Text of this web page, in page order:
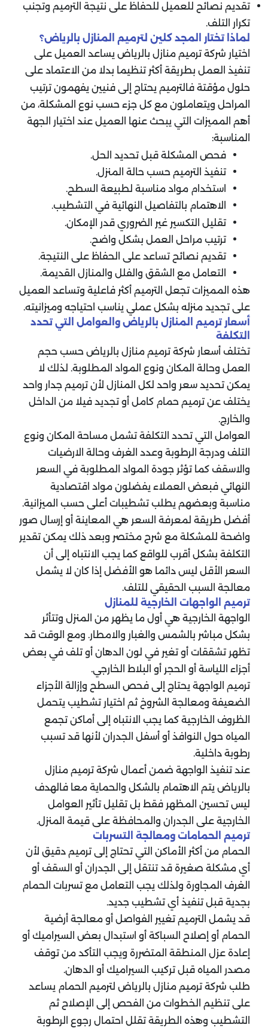
تقديم نصائح للعميل للحفاظ على نتيجة الترميم وتجنب
تكرار التلف.
لماذا تختار المجد كلين لترميم المنازل بالرياض؟
اختيار شركة ترميم منازل بالرياض يساعد العميل على
تنفيذ العمل بطريقة أكثر تنظيما بدلا من الاعتماد على
حلول مؤقتة فالترميم يحتاج إلى فنيين يفهمون ترتيب
المراحل ويتعاملون مع كل جزء حسب نوع المشكلة، من
أهم المميزات التي يبحث عنها العميل عند اختيار الجهة
المناسبة:
فحص المشكلة قبل تحديد الحل.
تنفيذ الترميم حسب حالة المنزل.
استخدام مواد مناسبة لطبيعة السطح.
الاهتمام بالتفاصيل النهائية في التشطيب.
تقليل التكسير غير الضروري قدر الإمكان.
ترتيب مراحل العمل بشكل واضح.
تقديم نصائح تساعد على الحفاظ على النتيجة.
التعامل مع الشقق والفلل والمنازل القديمة.
هذه المميزات تجعل الترميم أكثر فاعلية وتساعد العميل
على تجديد منزله بشكل عملي يناسب احتياجه وميزانيته.
أسعار ترميم المنازل بالرياض والعوامل التي تحدد
التكلفة
تختلف أسعار شركة ترميم منازل بالرياض حسب حجم
العمل وحالة المكان ونوع المواد المطلوبة. لذلك لا
يمكن تحديد سعر واحد لكل المنازل لأن ترميم جدار واحد
يختلف عن ترميم حمام كامل أو تجديد فيلا من الداخل
والخارج.
العوامل التي تحدد التكلفة تشمل مساحة المكان ونوع
التلف ودرجة الرطوبة وعدد الغرف وحالة الارضيات
والاسقف كما تؤثر جودة المواد المطلوبة في السعر
النهائي فبعض العملاء يفضلون مواد اقتصادية
مناسبة وبعضهم يطلب تشطيبات أعلى حسب الميزانية.
أفضل طريقة لمعرفة السعر هي المعاينة أو إرسال صور
واضحة للمشكلة مع شرح مختصر وبعد ذلك يمكن تقدير
التكلفة بشكل أقرب للواقع كما يجب الانتباه إلى أن
السعر الأقل ليس دائما هو الأفضل إذا كان لا يشمل
معالجة السبب الحقيقي للتلف.
ترميم الواجهات الخارجية للمنازل
الواجهة الخارجية هي أول ما يظهر من المنزل وتتأثر
بشكل مباشر بالشمس والغبار والامطار. ومع الوقت قد
تظهر تشققات أو تغير في لون الدهان أو تلف في بعض
أجزاء اللياسة أو الحجر أو البلاط الخارجي.
ترميم الواجهة يحتاج إلى فحص السطح وإزالة الأجزاء
الضعيفة ومعالجة الشروخ ثم اختيار تشطيب يتحمل
الظروف الخارجية كما يجب الانتباه إلى أماكن تجمع
المياه حول النوافذ أو أسفل الجدران لأنها قد تسبب
رطوبة داخلية.
عند تنفيذ الواجهة ضمن أعمال شركة ترميم منازل
بالرياض يتم الاهتمام بالشكل والحماية معا فالهدف
ليس تحسين المظهر فقط بل تقليل تأثير العوامل
الخارجية على الجدران والمحافظة على قيمة المنزل.
ترميم الحمامات ومعالجة التسربات
الحمام من أكثر الأماكن التي تحتاج إلى ترميم دقيق لأن
أي مشكلة صغيرة قد تنتقل إلى الجدران أو السقف أو
الغرف المجاورة ولذلك يجب التعامل مع تسربات الحمام
بجدية قبل تنفيذ أي تشطيب جديد.
قد يشمل الترميم تغيير الفواصل أو معالجة أرضية
الحمام أو إصلاح السباكة أو استبدال بعض السيراميك أو
إعادة عزل المنطقة المتضررة ويجب التأكد من توقف
مصدر المياه قبل تركيب السيراميك أو الدهان.
طلب شركة ترميم منازل بالرياض لترميم الحمام يساعد
على تنظيم الخطوات من الفحص إلى الإصلاح ثم
التشطيب وهذه الطريقة تقلل احتمال رجوع الرطوبة